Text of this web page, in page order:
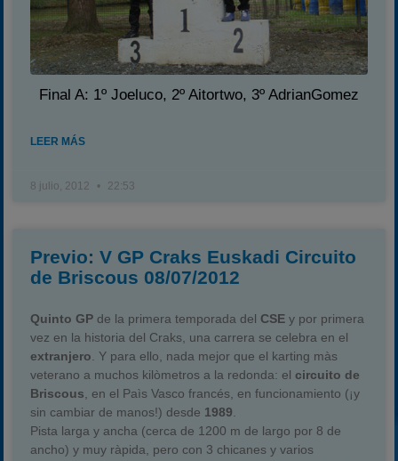
Final A: 1º Joeluco, 2º Aitortwo, 3º AdrianGomez
LEER MÁS
8 julio, 2012 22:53
Previo: V GP Craks Euskadi Circuito
de Briscous 08/07/2012
Quinto GP de la primera temporada delCSE y por primera
vez en la historia del Craks, una carrera se celebra en el
extranjero. Y para ello, nada mejor que el karting màs
veterano a muchos kilòmetros a la redonda: elcircuito de
Briscous, en el Paìs Vasco francés, en funcionamiento (¡y
sin cambiar de manos!) desde 1989.
Pista larga y ancha (cerca de 1200 m de largo por 8 de
ancho) y muy ràpida, pero con 3 chicanes y varios